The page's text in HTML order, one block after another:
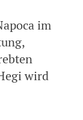
im
wird